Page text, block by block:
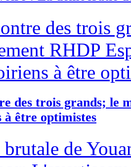
des trois grands; le
être optimistes